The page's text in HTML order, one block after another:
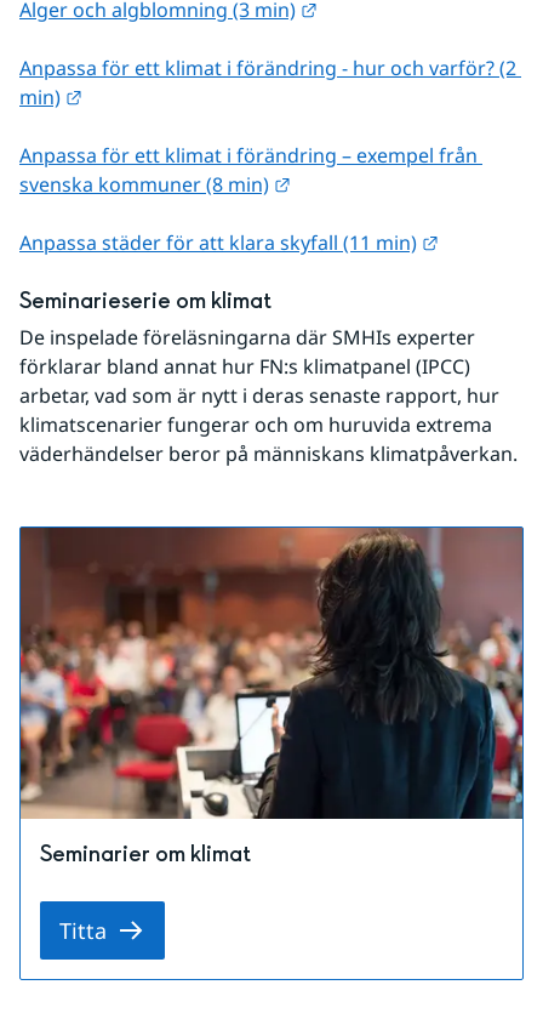
Alger och algblomning (3 min)
Anpassa för ett klimat i förändring - hur och varför? (2
min)
Anpassa för ett klimat i förändring – exempel från
svenska kommuner (8 min)
Anpassa städer för att klara skyfall (11 min)
Seminarieserie om klimat
De inspelade föreläsningarna där SMHIs experter
förklarar bland annat hur FN:s klimatpanel (IPCC)
arbetar, vad som är nytt i deras senaste rapport, hur
klimatscenarier fungerar och om huruvida extrema
väderhändelser beror på människans klimatpåverkan.
Seminarier om klimat
Titta